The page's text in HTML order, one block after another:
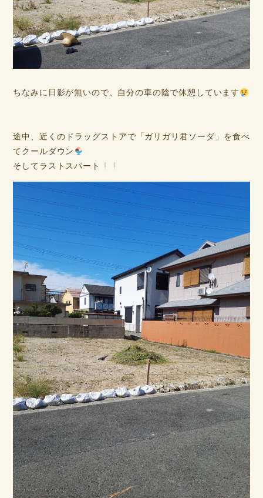
ちなみに日影が無いので、自分の車の陰で休憩しています
途中、近くのドラッグストアで「ガリガリ君ソーダ」を食べ
てクールダウン
そしてラストスパート